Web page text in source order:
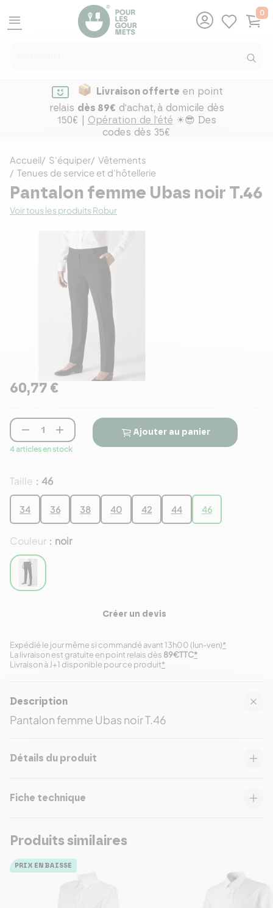
menu
0
Livraison offerte en point
relais dès 89€ d'achat, à domicile dès
150€ | Opération de l'été ☀😎 Des
codes dès 35€
Accueil S'équiper
Vêtements
Tenues de service et d'hôtellerie
Pantalon femme Ubas noir T.46
Voir tous les produits Robur
60,77 €
Taille : 46
34 36 38 40 42 44 46
Couleur : noir
 
4 articles en stock
Ajouter au panier
Créer un devis
Expédié le jour même si commandé avant 13h00 (lun-ven)*
Livraison à J+1 disponible pour ce produit*
La livraison est gratuite en point relais dès 89€TTC*
Description
Pantalon femme Ubas noir T.46
Détails du produit
Fiche technique
Produits similaires
PRIX EN BAISSE